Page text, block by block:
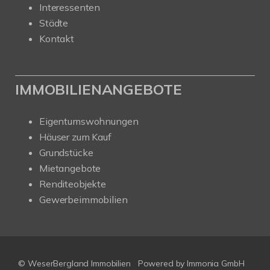
Interessenten
Städte
Kontakt
IMMOBILIENANGEBOTE
Eigentumswohnungen
Häuser zum Kauf
Grundstücke
Mietangebote
Renditeobjekte
Gewerbeimmobilien
© WeserBergland Immobilien Powered by Immonia GmbH